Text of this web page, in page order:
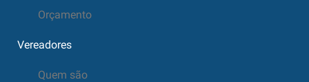
Orçamento
Vereadores
Quem são